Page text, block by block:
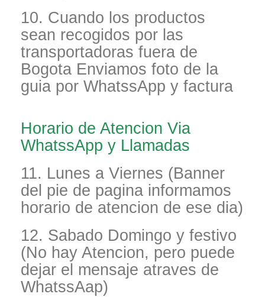
10. Cuando los productos
sean recogidos por las
transportadoras fuera de
Bogota Enviamos foto de la
guia por WhatssApp y factura
Horario de Atencion Via
WhatssApp y Llamadas
11. Lunes a Viernes (Banner
del pie de pagina informamos
horario de atencion de ese dia)
12. Sabado Domingo y festivo
(No hay Atencion, pero puede
dejar el mensaje atraves de
WhatssAap)